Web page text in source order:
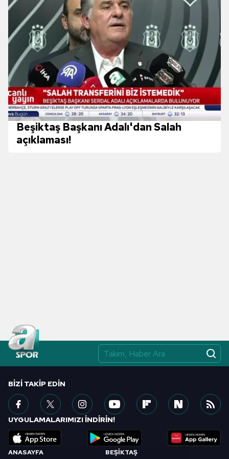
hazırlanmış Aydınlatma Metnimizi okumak ve sitemizde
ilgili mevzuata uygun olarak kullanılan çerezlerle ilgili bilgi
almak için lütfentıklayınız .
Beşiktaş Başkanı Adalı'dan Salah
açıklaması!
ANASAYFA BEŞİKTAŞ
BIZI TAKIP EDIN
UYGULAMALARIMIZI İNDİRİN!